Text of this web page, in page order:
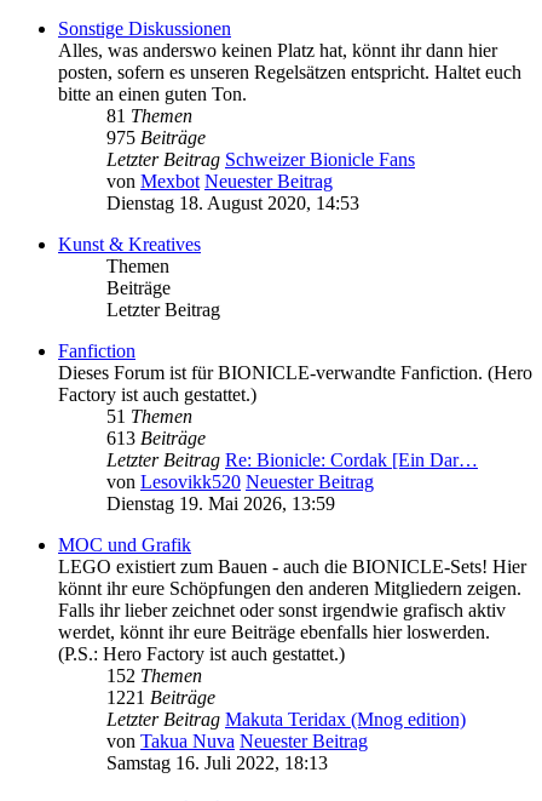
Sonstige Diskussionen
Alles, was anderswo keinen Platz hat, könnt ihr dann hier
posten, sofern es unseren Regelsätzen entspricht. Haltet euch
bitte an einen guten Ton.
81 Themen
975 Beiträge
Letzter Beitrag Schweizer Bionicle Fans
von Mexbot Neuester Beitrag
Dienstag 18. August 2020, 14:53
Kunst & Kreatives
Themen
Beiträge
Letzter Beitrag
Fanfiction
Dieses Forum ist für BIONICLE-verwandte Fanfiction. (Hero
Factory ist auch gestattet.)
51 Themen
613 Beiträge
Letzter Beitrag Re: Bionicle: Cordak [Ein Dar…
von Lesovikk520 Neuester Beitrag
Dienstag 19. Mai 2026, 13:59
MOC und Grafik
LEGO existiert zum Bauen - auch die BIONICLE-Sets! Hier
könnt ihr eure Schöpfungen den anderen Mitgliedern zeigen.
Falls ihr lieber zeichnet oder sonst irgendwie grafisch aktiv
werdet, könnt ihr eure Beiträge ebenfalls hier loswerden.
(P.S.: Hero Factory ist auch gestattet.)
152 Themen
1221 Beiträge
Letzter Beitrag Makuta Teridax (Mnog edition)
von Takua Nuva Neuester Beitrag
Samstag 16. Juli 2022, 18:13